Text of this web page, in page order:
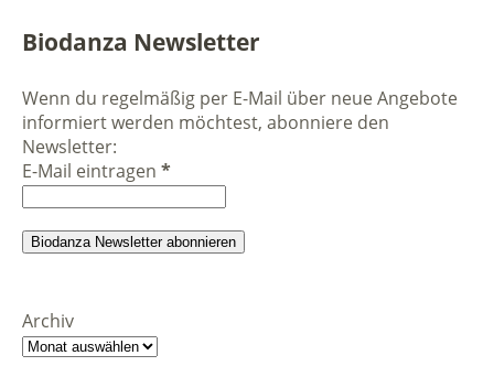
Biodanza Newsletter
Wenn du regelmäßig per E-Mail über neue Angebote
informiert werden möchtest, abonniere den
Newsletter:
E-Mail eintragen *
Archiv